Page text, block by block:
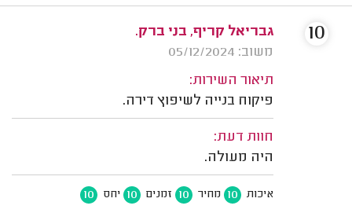
גבריאל קריף, בני ברק.
משוב: 05/12/2024
תיאור השירות:
פיקוח בנייה לשיפוץ דירה.
חוות דעת:
היה מעולה.
איכות 10 מחיר 10 זמנים 10 יחס 10
10